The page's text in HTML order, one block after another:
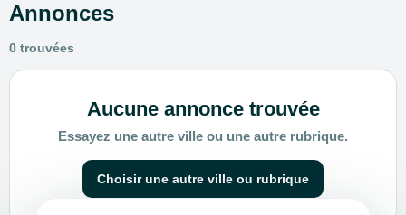
Annonces
0 trouvées
Aucune annonce trouvée
Essayez une autre ville ou une autre rubrique.
Choisir une autre ville ou rubrique